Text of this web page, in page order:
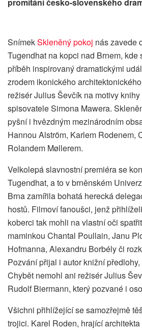
promítání česko-slovenského
SnímekSkleněný pokoj nás zavede
Tugendhat na kopci nad Brnem, kde
příběh inspirovaný dramatickými
zrodem ikonického
režisér Julius Ševčík na motivy
spisovatele Simona Mawera.
pyšní i hvězdným mezinárodním
Hannou Alström, Karlem Rodenem,
Rolandem Møllerem.
Velkolepá slavnostní premiéra se
Tugendhat, a to v brněnském
Brna zamířila bohatá herecká
hostů. Filmoví fanoušci, jenž
koberci tak mohli na vlastní oči
maminkou Chantal Poullain, Janu
Hofmanna, Alexandru Borbély či
Pozvání přijal i autor knižní
Chybět nemohl ani režisér Julius
Rudolf Biermann, který pozvané i
Všichni přihlížející se samozřejmě
trojici. Karel Roden, hrající